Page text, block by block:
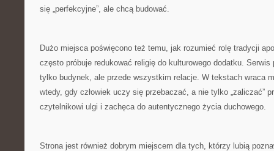
się „perfekcyjne”, ale chcą budować.
Dużo miejsca poświęcono też temu, jak rozumieć rolę tradycji
często próbuje redukować religię do kulturowego dodatku. Serwis
tylko budynek, ale przede wszystkim relacje. W tekstach wraca
wtedy, gdy człowiek uczy się przebaczać, a nie tylko „zaliczać”
czytelnikowi ulgi i zachęca do autentycznego życia duchowego.
Strona jest również dobrym miejscem dla tych, którzy lubią